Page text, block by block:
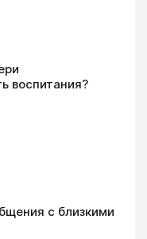
воспитания?
с близкими